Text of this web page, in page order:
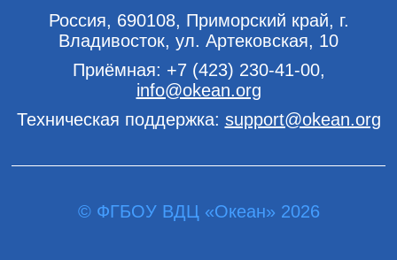
Россия, 690108, Приморский край, г.
Владивосток, ул. Артековская, 10
Приёмная: +7 (423) 230-41-00,
info@okean.org
Техническая поддержка: support@okean.org
© ФГБОУ ВДЦ «Океан» 2026